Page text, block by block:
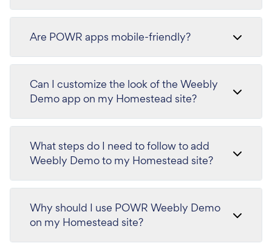
Are POWR apps mobile-friendly?
Can I customize the look of the Weebly
Demo app on my Homestead site?
What steps do I need to follow to add
Weebly Demo to my Homestead site?
Why should I use POWR Weebly Demo
on my Homestead site?